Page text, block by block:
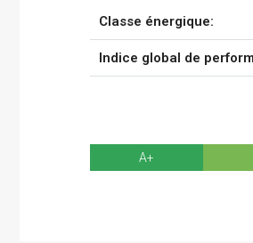
Classe énergique:
Indice global de
A+